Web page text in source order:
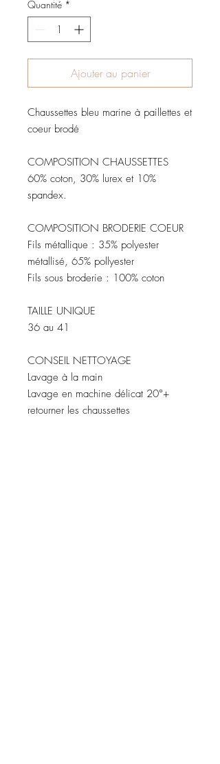
Quantité *
Ajouter au panier
Chaussettes bleu marine à paillettes et
coeur brodé
COMPOSITION CHAUSSETTES
60% coton, 30% lurex et 10%
spandex.
COMPOSITION BRODERIE COEUR
Fils métallique : 35% polyester
métallisé, 65% pollyester
Fils sous broderie : 100% coton
TAILLE UNIQUE
36 au 41
CONSEIL NETTOYAGE
Lavage à la main
Lavage en machine délicat 20°+
retourner les chaussettes